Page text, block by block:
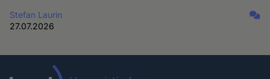
Stefan Laurin
27.07.2026